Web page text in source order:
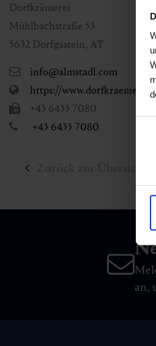
Dorfkrämerei
Mühlbachstraße 53
5632 Dorfgastein, AT
info@almstadl.com
https://
+43 6433 7080
+43 6433 7080
an,